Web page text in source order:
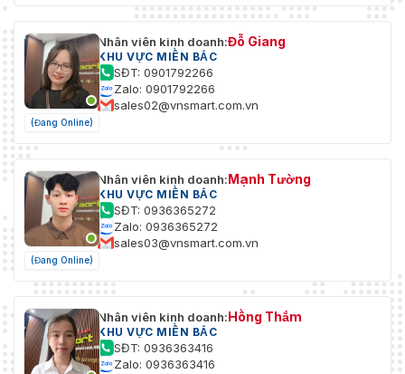
(Đang Online)
Nhân viên kinh doanh:Đỗ Giang
KHU VỰC MIỀN BẮC
SĐT: 0901792266
Zalo: 0901792266
sales02@vnsmart.com.vn
(Đang Online)
Nhân viên kinh doanh:Mạnh Tường
KHU VỰC MIỀN BẮC
SĐT: 0936365272
Zalo: 0936365272
sales03@vnsmart.com.vn
Nhân viên kinh doanh:Hồng Thắm
KHU VỰC MIỀN BẮC
SĐT: 0936363416
Zalo: 0936363416